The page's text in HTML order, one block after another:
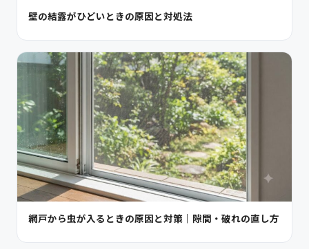
壁の結露がひどいときの原因と対処法
網戸から虫が入るときの原因と対策｜隙間・破れの直し方